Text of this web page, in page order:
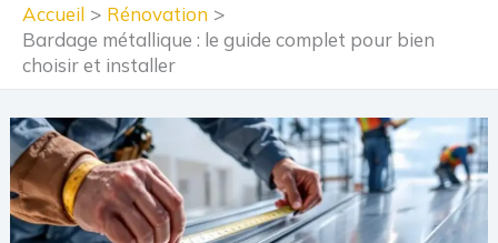
Accueil
Rénovation
Bardage métallique : le guide complet pour bien
choisir et installer